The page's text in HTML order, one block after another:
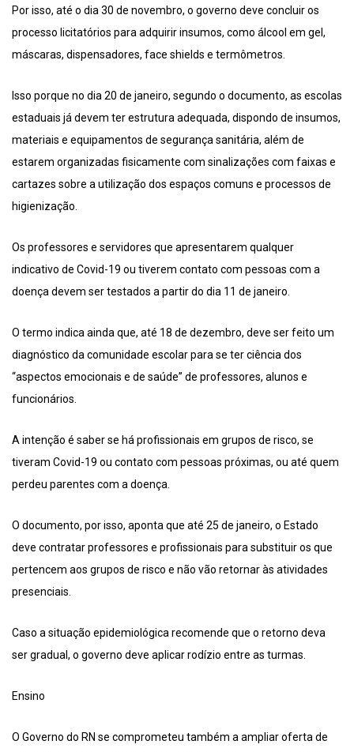
Por isso, até o dia 30 de novembro, o governo deve concluir os
processo licitatórios para adquirir insumos, como álcool em gel,
máscaras, dispensadores, face shields e termômetros.
Isso porque no dia 20 de janeiro, segundo o documento, as escolas
estaduais já devem ter estrutura adequada, dispondo de insumos,
materiais e equipamentos de segurança sanitária, além de
estarem organizadas fisicamente com sinalizações com faixas e
cartazes sobre a utilização dos espaços comuns e processos de
higienização.
Os professores e servidores que apresentarem qualquer
indicativo de Covid-19 ou tiverem contato com pessoas com a
doença devem ser testados a partir do dia 11 de janeiro.
O termo indica ainda que, até 18 de dezembro, deve ser feito um
diagnóstico da comunidade escolar para se ter ciência dos
“aspectos emocionais e de saúde” de professores, alunos e
funcionários.
A intenção é saber se há profissionais em grupos de risco, se
tiveram Covid-19 ou contato com pessoas próximas, ou até quem
perdeu parentes com a doença.
O documento, por isso, aponta que até 25 de janeiro, o Estado
deve contratar professores e profissionais para substituir os que
pertencem aos grupos de risco e não vão retornar às atividades
presenciais.
Caso a situação epidemiológica recomende que o retorno deva
ser gradual, o governo deve aplicar rodízio entre as turmas.
Ensino
O Governo do RN se comprometeu também a ampliar oferta de